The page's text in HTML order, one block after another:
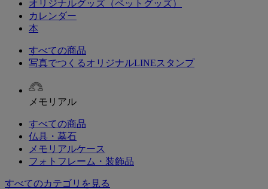
オリジナルグッズ（ペットグッズ）
カレンダー
本
すべての商品
写真でつくるオリジナルLINEスタンプ
メモリアル
すべての商品
仏具・墓石
メモリアルケース
フォトフレーム・装飾品
すべてのカテゴリを見る